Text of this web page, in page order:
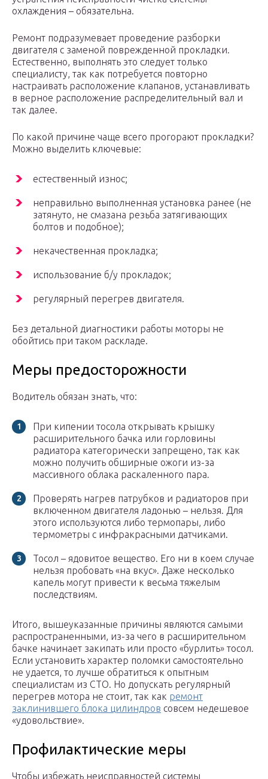
охлаждения – обязательна.
Ремонт подразумевает проведение разборки
двигателя с заменой поврежденной прокладки.
Естественно, выполнять это следует только
специалисту, так как потребуется повторно
настраивать расположение клапанов, устанавливать
в верное расположение распределительный вал и
так далее.
По какой причине чаще всего прогорают прокладки?
Можно выделить ключевые:
естественный износ;
неправильно выполненная установка ранее (не
затянуто, не смазана резьба затягивающих
болтов и подобное);
некачественная прокладка;
использование б/у прокладок;
регулярный перегрев двигателя.
Без детальной диагностики работы моторы не
обойтись при таком раскладе.
Меры предосторожности
Водитель обязан знать, что:
При кипении тосола открывать крышку
расширительного бачка или горловины
радиатора категорически запрещено, так как
можно получить обширные ожоги из-за
массивного облака раскаленного пара.
Проверять нагрев патрубков и радиаторов при
включенном двигателя ладонью – нельзя. Для
этого используются либо термопары, либо
термометры с инфракрасными датчиками.
Тосол – ядовитое вещество. Его ни в коем случае
нельзя пробовать «на вкус». Даже несколько
капель могут привести к весьма тяжелым
последствиям.
Итого, вышеуказанные причины являются самыми
распространенными, из-за чего в расширительном
бачке начинает закипать или просто «бурлить» тосол.
Если установить характер поломки самостоятельно
не удается, то лучше обратиться к опытным
специалистам из СТО. Но допускать регулярный
перегрев мотора не стоит, так как ремонт
заклинившего блока цилиндров совсем недешевое
«удовольствие».
Профилактические меры
Чтобы избежать неисправностей системы